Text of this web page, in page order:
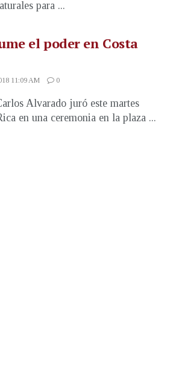
para ...
el poder en Costa
11:09 AM 0
Alvarado juró este martes
en una ceremonia en la plaza ...